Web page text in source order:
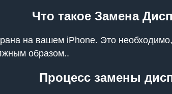
Что такое Замена
на вашем iPhone. Это
образом..
Процесс замены